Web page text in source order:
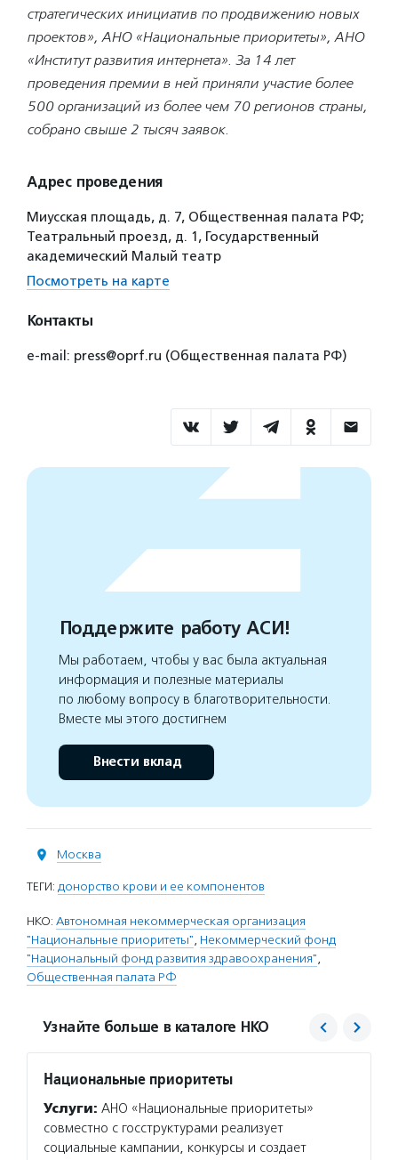
стратегических инициатив по продвижению новых
проектов», АНО «Национальные приоритеты», АНО
«Институт развития интернета». За 14 лет
проведения премии в ней приняли участие более
500 организаций из более чем 70 регионов страны,
собрано свыше 2 тысяч заявок.
Адрес проведения
Миусская площадь, д. 7, Общественная палата РФ;
Театральный проезд, д. 1, Государственный
академический Малый театр
Посмотреть на карте
Контакты
e-mail: press@oprf.ru (Общественная палата РФ)
Поддержите работу АСИ!
Мы работаем, чтобы у вас была актуальная
информация и полезные материалы
по любому вопросу в благотворительности.
Вместе мы этого достигнем
Внести вклад
Москва
ТЕГИ: донорство крови и ее компонентов
НКО: Автономная некоммерческая организация
"Национальные приоритеты", Некоммерческий фонд
"Национальный фонд развития здравоохранения",
Общественная палата РФ
Узнайте больше в каталоге НКО
Национальные приоритеты
Услуги: АНО «Национальные приоритеты»
совместно с госструктурами реализует
социальные кампании, конкурсы и создает